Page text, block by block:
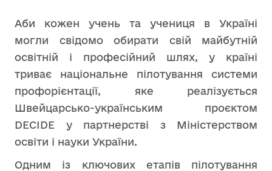
Аби кожен учень та учениця в Україні
могли свідомо обирати свій майбутній
освітній і професійний шлях, у країні
триває національне пілотування системи
профорієнтації, яке реалізується
Швейцарсько-українським проєктом
DECIDE у партнерстві з Міністерством
освіти і науки України.
Одним із ключових етапів пілотування